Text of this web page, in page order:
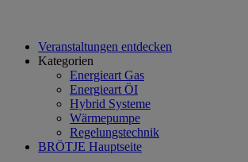
Veranstaltungen entdecken
Kategorien
Energieart Gas
Energieart ÖI
Hybrid Systeme
Wärmepumpe
Regelungstechnik
BRÖTJE Hauptseite